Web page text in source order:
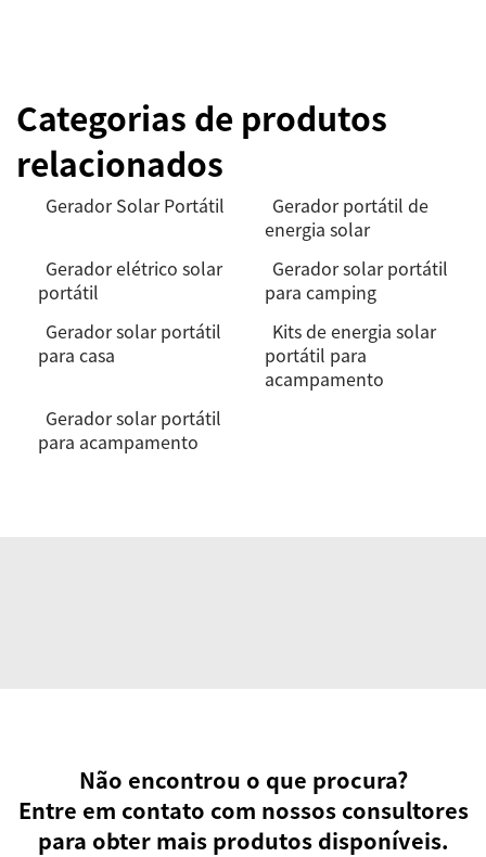
Categorias de produtos
relacionados
Gerador Solar Portátil
Gerador portátil de
energia solar
Gerador elétrico solar
portátil
Gerador solar portátil
para camping
Gerador solar portátil
para casa
Kits de energia solar
portátil para
acampamento
Gerador solar portátil
para acampamento
Não encontrou o que procura?
Entre em contato com nossos consultores
para obter mais produtos disponíveis.